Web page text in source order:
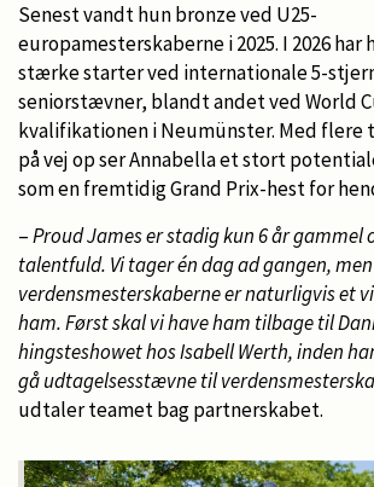
Senest vandt hun bronze ved U25-
europamesterskaberne i 2025. I 2026 har
stærke starter ved internationale 5-
seniorstævner, blandt andet ved World
kvalifikationen i Neumünster. Med
på vej op ser Annabella et stort
som en fremtidig Grand Prix-hest for
–Proud James er stadig kun 6 år gammel
talentfuld. Vi tager én dag ad gangen, men
verdensmesterskaberne er naturligvis et
ham. Først skal vi have ham tilbage til
hingsteshowet hos Isabell Werth, inden
gå udtagelsesstævne til
udtaler teamet bag partnerskabet.